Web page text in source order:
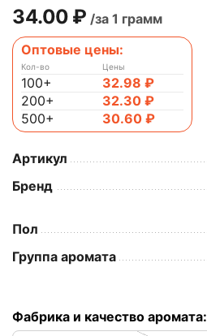
34.00 ₽ /за 1 грамм
Оптовые цены:
Кол-во
100+
200+
500+
Цены
32.98 ₽
32.30 ₽
30.60 ₽
Артикул
Бренд
Пол
Группа аромата
Фабрика и качество аромата: